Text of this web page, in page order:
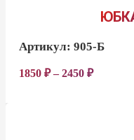
Артикул:905-Б
1850₽–2450₽